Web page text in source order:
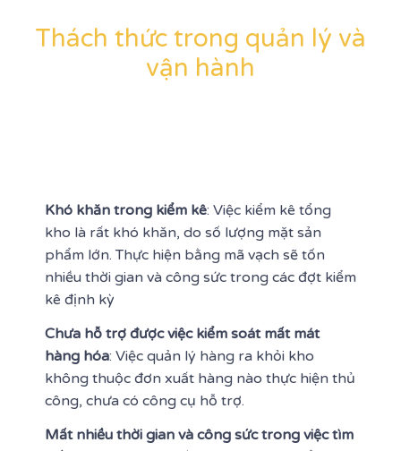
Thách thức trong quản lý và
vận hành
Khó khăn trong kiểm kê: Việc kiểm kê tổng
kho là rất khó khăn, do số lượng mặt sản
phẩm lớn. Thực hiện bằng mã vạch sẽ tốn
nhiều thời gian và công sức trong các đợt kiểm
kê định kỳ
Chưa hỗ trợ được việc kiểm soát mất mát
hàng hóa: Việc quản lý hàng ra khỏi kho
không thuộc đơn xuất hàng nào thực hiện thủ
công, chưa có công cụ hỗ trợ.
Mất nhiều thời gian và công sức trong việc tìm